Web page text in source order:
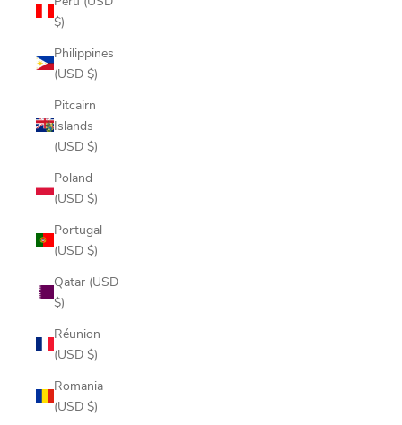
$)
Philippines
(USD $)
Pitcairn
Islands
(USD $)
Poland
(USD $)
Portugal
(USD $)
Qatar (USD
$)
Réunion
(USD $)
Romania
(USD $)